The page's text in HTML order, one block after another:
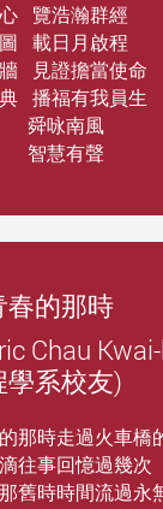
覽浩瀚群經
載日月啟程
見證擔當使命
播福有我員生
舜咏南風
智慧有聲
的那時
Chau
系校友)
那時走過火車橋
往事回憶過幾次
舊時時間流過永